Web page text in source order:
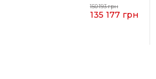
150 193 грн
135 177 грн